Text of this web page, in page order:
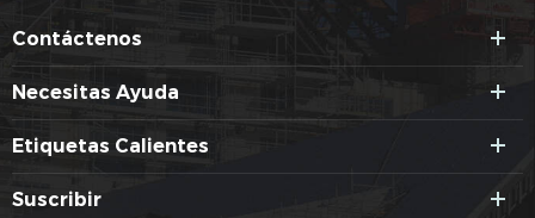
Contáctenos
Necesitas Ayuda
Etiquetas Calientes
Suscribir